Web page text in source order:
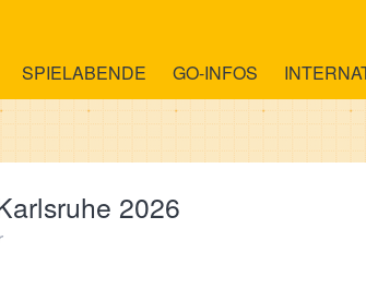
SPIELABENDE GO-INFOS
2026